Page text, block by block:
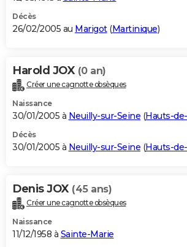
Décès
26/02/2005 au Marigot(Martinique)
Harold JOX (0 an)
Créer une cagnotte obsèques
Naissance
30/01/2005 à Neuilly-sur-Seine (Hauts-
Décès
30/01/2005 à Neuilly-sur-Seine (Hauts-
Denis JOX (45 ans)
Créer une cagnotte obsèques
Naissance
11/12/1958 à Sainte-Marie